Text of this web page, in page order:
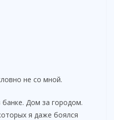
не со мной.
банке. Дом за городом.
я даже боялся